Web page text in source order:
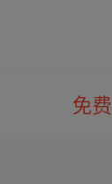
免费